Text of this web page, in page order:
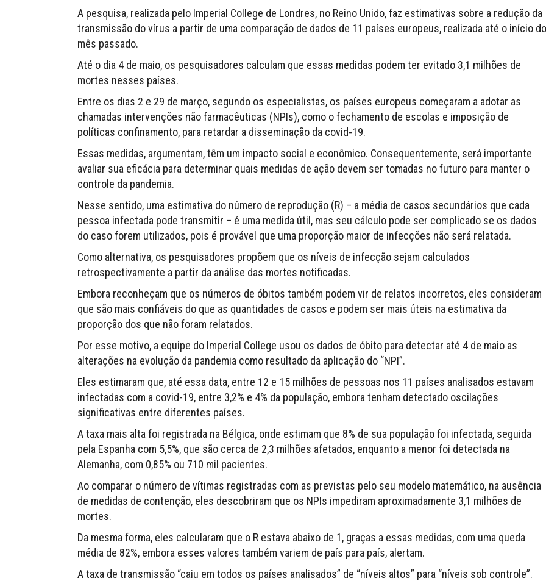
A pesquisa, realizada pelo Imperial College de Londres, no Reino Unido, faz estimativas sobre a redução da
transmissão do vírus a partir de uma comparação de dados de 11 países europeus, realizada até o início do
mês passado.
Até o dia 4 de maio, os pesquisadores calculam que essas medidas podem ter evitado 3,1 milhões de
mortes nesses países.
Entre os dias 2 e 29 de março, segundo os especialistas, os países europeus começaram a adotar as
chamadas intervenções não farmacêuticas (NPIs), como o fechamento de escolas e imposição de
políticas confinamento, para retardar a disseminação da covid-19.
Essas medidas, argumentam, têm um impacto social e econômico. Consequentemente, será importante
avaliar sua eficácia para determinar quais medidas de ação devem ser tomadas no futuro para manter o
controle da pandemia.
Nesse sentido, uma estimativa do número de reprodução (R) – a média de casos secundários que cada
pessoa infectada pode transmitir – é uma medida útil, mas seu cálculo pode ser complicado se os dados
do caso forem utilizados, pois é provável que uma proporção maior de infecções não será relatada.
Como alternativa, os pesquisadores propõem que os níveis de infecção sejam calculados
retrospectivamente a partir da análise das mortes notificadas.
Embora reconheçam que os números de óbitos também podem vir de relatos incorretos, eles consideram
que são mais confiáveis do que as quantidades de casos e podem ser mais úteis na estimativa da
proporção dos que não foram relatados.
Por esse motivo, a equipe do Imperial College usou os dados de óbito para detectar até 4 de maio as
alterações na evolução da pandemia como resultado da aplicação do “NPI”.
Eles estimaram que, até essa data, entre 12 e 15 milhões de pessoas nos 11 países analisados estavam
infectadas com a covid-19, entre 3,2% e 4% da população, embora tenham detectado oscilações
significativas entre diferentes países.
A taxa mais alta foi registrada na Bélgica, onde estimam que 8% de sua população foi infectada, seguida
pela Espanha com 5,5%, que são cerca de 2,3 milhões afetados, enquanto a menor foi detectada na
Alemanha, com 0,85% ou 710 mil pacientes.
Ao comparar o número de vítimas registradas com as previstas pelo seu modelo matemático, na ausência
de medidas de contenção, eles descobriram que os NPIs impediram aproximadamente 3,1 milhões de
mortes.
Da mesma forma, eles calcularam que o R estava abaixo de 1, graças a essas medidas, com uma queda
média de 82%, embora esses valores também variem de país para país, alertam.
A taxa de transmissão “caiu em todos os países analisados” de “níveis altos” para “níveis sob controle”.